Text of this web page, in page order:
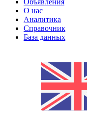
Объявления
О нас
Аналитика
Справочник
База данных